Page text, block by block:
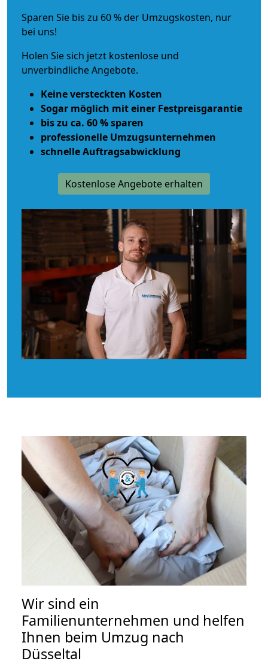
Sparen Sie bis zu 60 % der Umzugskosten, nur
bei uns!
Holen Sie sich jetzt kostenlose und
unverbindliche Angebote.
Keine versteckten Kosten
Sogar möglich mit einer Festpreisgarantie
bis zu ca. 60 % sparen
professionelle Umzugsunternehmen
schnelle Auftragsabwicklung
Kostenlose Angebote erhalten
Wir sind ein
Familienunternehmen und helfen
Ihnen beim Umzug nach
Düsseltal